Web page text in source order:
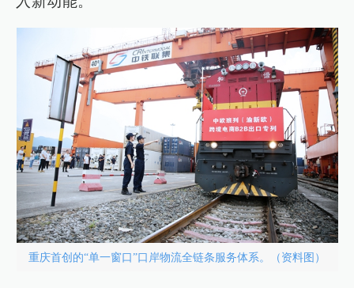
重庆首创的“单一窗口”口岸物流全链条服务体系。（资料图）